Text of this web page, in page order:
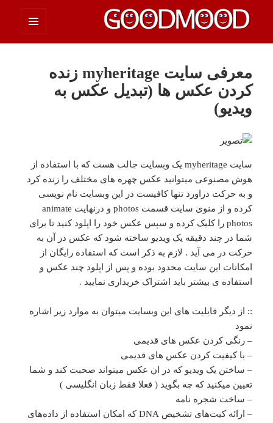
چیزای خووب مووب
معرفی سایت myheritage زنده
کردن عکس ها (تبدیل عکس به
ویدیو)
سایت myheritage یک وبسایت جالب هست که با استفاده از
هوش مصنوعی میتوانید عکس چهره های مختلف را زنده کرد
و به حرکت دراورد تنها کافیست در این وبسایت نام نویسی
کرده و از منوی سایت قسمت photos و درنهایت animate
photos را کلیک کرده و سپس عکس خود را اپلود کنید تا برای
شما در چند دقیقه یک ویدیو ساخته شود که عکس در آن به
حرکت در می آید . لازم به ذکر است که استفاده رایگان از
امکانات این سایت محدود بوده و پس از اپلود چند عکس و
استفاده ی بیشتر باید اشتراک خریداری نمایید .
:: از دیگر قابلیت های این وبسایت میتوان به موارد زیر اشاره
نمود
– رنگی کردن عکس های قدیمی
– با کیفیت کردن عکس های قدیمی
– ساختن یک ویدیو که در ان عکس میتواند صحبت کند و شما
تعیین میکنید که چه بگوید ( فعلا فقط زبان انگلیسی )
– ساخت شجره نامه
– ارائه کیت‌های تشخیص DNA که امکان استفاده از داده‌های